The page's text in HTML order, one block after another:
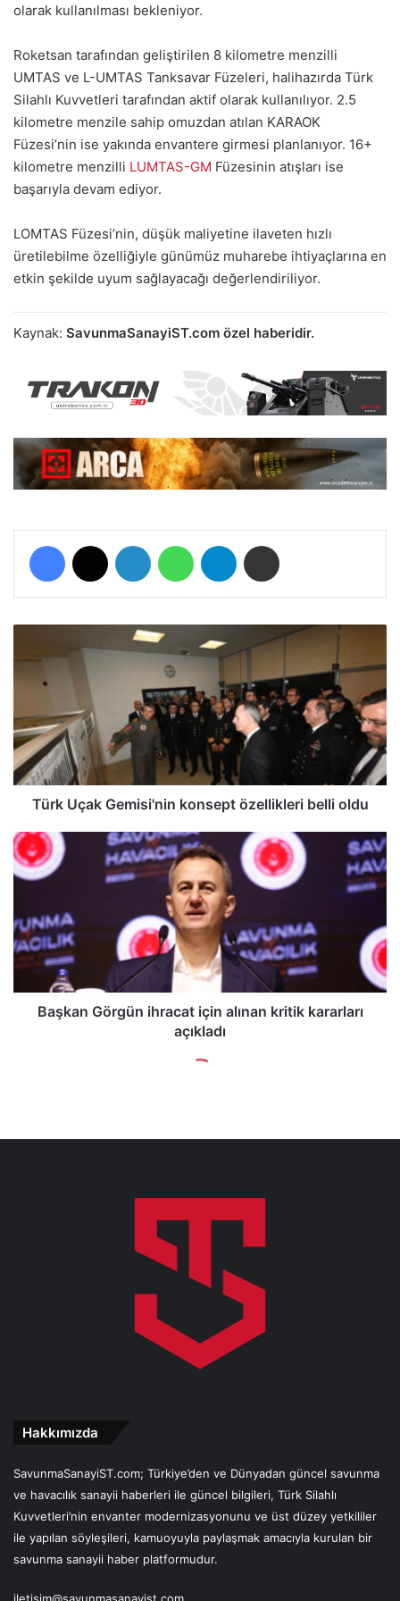
Hakkımızda
SavunmaSanayiST.com; Türkiye’den ve Dünyadan güncel savunma
ve havacılık sanayii haberleri ile güncel bilgileri, Türk Silahlı
Kuvvetleri’nin envanter modernizasyonunu ve üst düzey yetkililer
ile yapılan söyleşileri, kamuoyuyla paylaşmak amacıyla kurulan bir
savunma sanayii haber platformudur.